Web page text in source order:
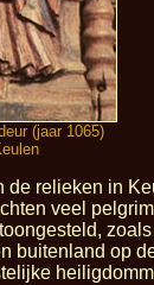
(jaar 1065)
relieken in
veel
buitenland op